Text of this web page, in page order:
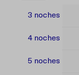
3 noches
4 noches
5 noches